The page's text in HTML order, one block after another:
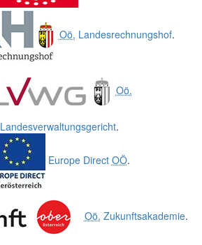
Oö. Landesrechnungshof.
Oö.
Landesverwaltungsgericht.
Europe Direct OÖ.
Oö. Zukunftsakademie.